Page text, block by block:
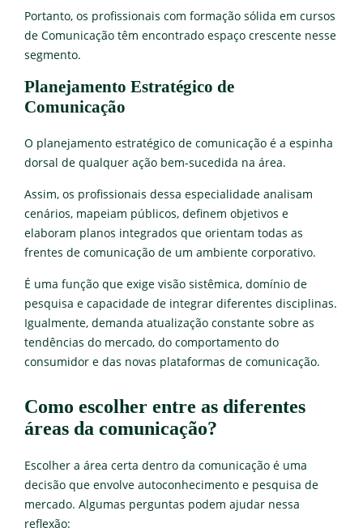
Portanto, os profissionais com formação sólida em cursos
de Comunicação têm encontrado espaço crescente nesse
segmento.
Planejamento Estratégico de
Comunicação
O planejamento estratégico de comunicação é a espinha
dorsal de qualquer ação bem-sucedida na área.
Assim, os profissionais dessa especialidade analisam
cenários, mapeiam públicos, definem objetivos e
elaboram planos integrados que orientam todas as
frentes de comunicação de um ambiente corporativo.
É uma função que exige visão sistêmica, domínio de
pesquisa e capacidade de integrar diferentes disciplinas.
Igualmente, demanda atualização constante sobre as
tendências do mercado, do comportamento do
consumidor e das novas plataformas de comunicação.
Como escolher entre as diferentes
áreas da comunicação?
Escolher a área certa dentro da comunicação é uma
decisão que envolve autoconhecimento e pesquisa de
mercado. Algumas perguntas podem ajudar nessa
reflexão: